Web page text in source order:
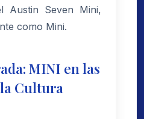
Austin Seven Mini,
como Mini.
MINI en las
Cultura